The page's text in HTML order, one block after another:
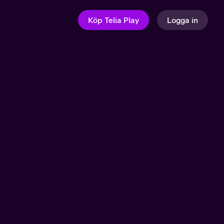
Köp Telia Play Logga in